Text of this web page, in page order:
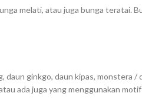
melati, atau juga bunga teratai.
ginkgo, daun kipas, monstera /
ada juga yang menggunakan